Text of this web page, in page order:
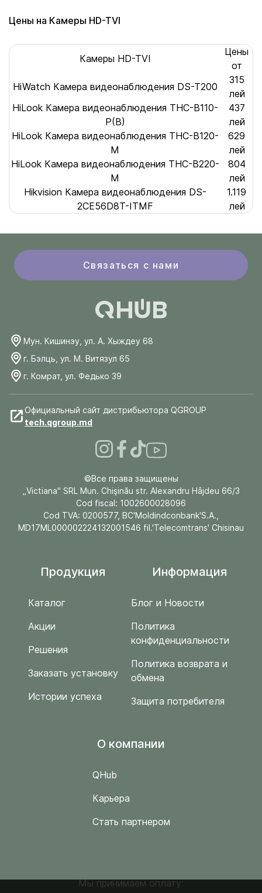
Цены на Камеры HD-TVI
Камеры HD-TVI
Цены
от
HiWatch Камера видеонаблюдения DS-T200
315
лей
HiLook Камера видеонаблюдения THC-B110-
P(B)
437
лей
HiLook Камера видеонаблюдения THC-B120-
M
629
лей
HiLook Камера видеонаблюдения THC-B220-
M
804
лей
Hikvision Камера видеонаблюдения DS-
2CE56D8T-ITMF
1.119
лей
Связаться с нами
Мун. Кишинэу, ул. А. Хыждеу 68
г. Бэлць, ул. М. Витязул 65
г. Комрат, ул. Федько 39
Официальный сайт дистрибьютора QGROUP
tech.qgroup.md
©Все права защищены
„Victiana" SRL Mun. Chişinău str. Alexandru Hâjdeu 66/3
Cod fiscal: 1002600028096
Cod TVA: 0200577, BC'Moldindconbank'S.A.,
MD17ML000002224132001546 fil.'Telecomtrans' Chisinau
Продукция
Каталог
Акции
Решения
Заказать установку
Истории успеха
Информация
Блог и Новости
Политика
конфиденциальности
Политика возврата и
обмена
Защита потребителя
O компании
QHub
Карьера
Стать партнером
Мы принимаем оплату: